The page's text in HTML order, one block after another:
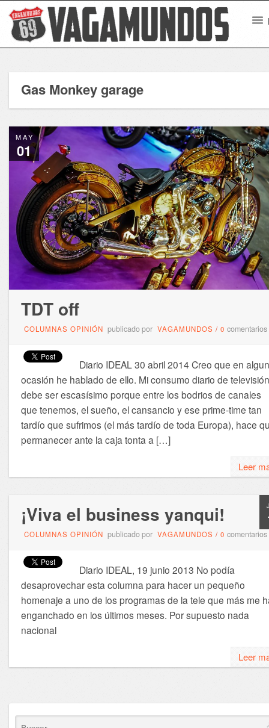
Gas Monkey garage
MAY
01
TDT off
COLUMNAS OPINIÓN publicado por VAGAMUNDOS / 0 comentarios
Diario IDEAL 30 abril 2014 Creo que en
ocasión he hablado de ello. Mi consumo diario de televisión
debe ser escasísimo porque entre los bodrios de canales
que tenemos, el sueño, el cansancio y ese prime-time tan
tardío que sufrimos (el más tardío de toda Europa), hace
permanecer ante la caja tonta a […]
Leer
¡Viva el business yanqui!
COLUMNAS OPINIÓN publicado por VAGAMUNDOS / 0 comentarios
Diario IDEAL, 19 junio 2013 No podía
desaprovechar esta columna para hacer un pequeño
homenaje a uno de los programas de la tele que más me
enganchado en los últimos meses. Por supuesto nada
nacional
Leer